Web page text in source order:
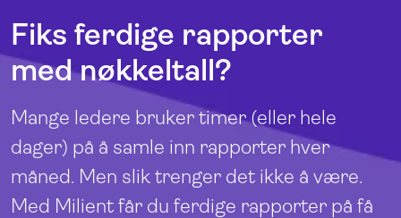
Fiks ferdige rapporter
med nøkkeltall?
Mange ledere bruker timer (eller hele
dager) på å samle inn rapporter hver
måned. Men slik trenger det ikke å være.
Med Milient får du ferdige rapporter på få